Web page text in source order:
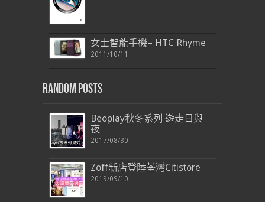
女士智能手機– HTC Rhyme
2011/10/11
Random Posts
Beoplay秋冬系列 遊走日與
夜
2017/08/30
Zoff新店登陸荃灣Citistore
2019/09/10